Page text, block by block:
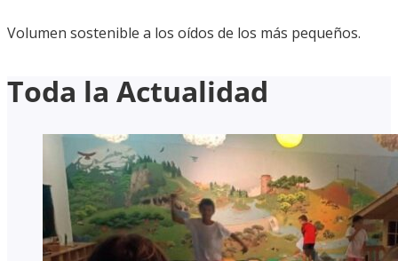
Volumen sostenible a los oídos de los más pequeños.
Toda la Actualidad